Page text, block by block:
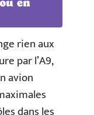
en
rien aux
par l’A9,
avion